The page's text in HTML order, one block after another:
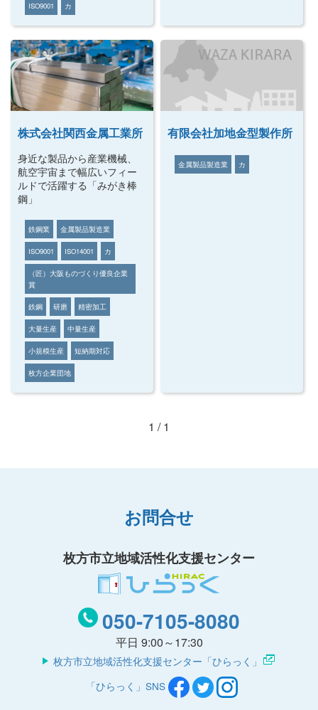
ISO9001 カ
株式会社関西金属工業所
身近な製品から産業機械、
航空宇宙まで幅広いフィー
ルドで活躍する「みがき棒
鋼」
鉄鋼業 金属製品製造業
ISO9001 ISO14001 カ
（匠）大阪ものづくり優良企業
賞
鉄鋼 研磨 精密加工
大量生産 中量生産
小規模生産 短納期対応
枚方企業団地
有限会社加地金型製作所
金属製品製造業 カ
1 / 1
お問合せ
枚方市立地域活性化支援センター
050-7105-8080
平日 9:00～17:30
枚方市立地域活性化支援センター「ひらっく」
「ひらっく」SNS